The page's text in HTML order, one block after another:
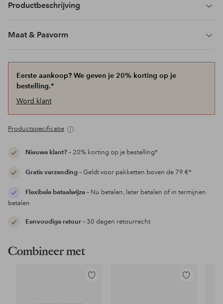
Productbeschrijving
Maat & Pasvorm
Eerste aankoop? We geven je 20% korting op je
bestelling.*
Word klant
Productspecificatie
Nieuwe klant?– 20% korting op je bestelling*
Gratis verzending– Geldt voor pakketten boven de 79 €*
Flexibele betaalwijze– Nu betalen, later betalen of in termijnen
betalen
Eenvoudige retour– 30 dagen retourrecht
Combineer met
Toevoegen
Toevoegen